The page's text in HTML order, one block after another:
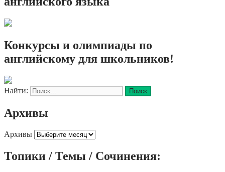
Конкурсы и олимпиады по
английскому для школьников!
Найти:
Архивы
Архивы
Топики / Темы / Сочинения: